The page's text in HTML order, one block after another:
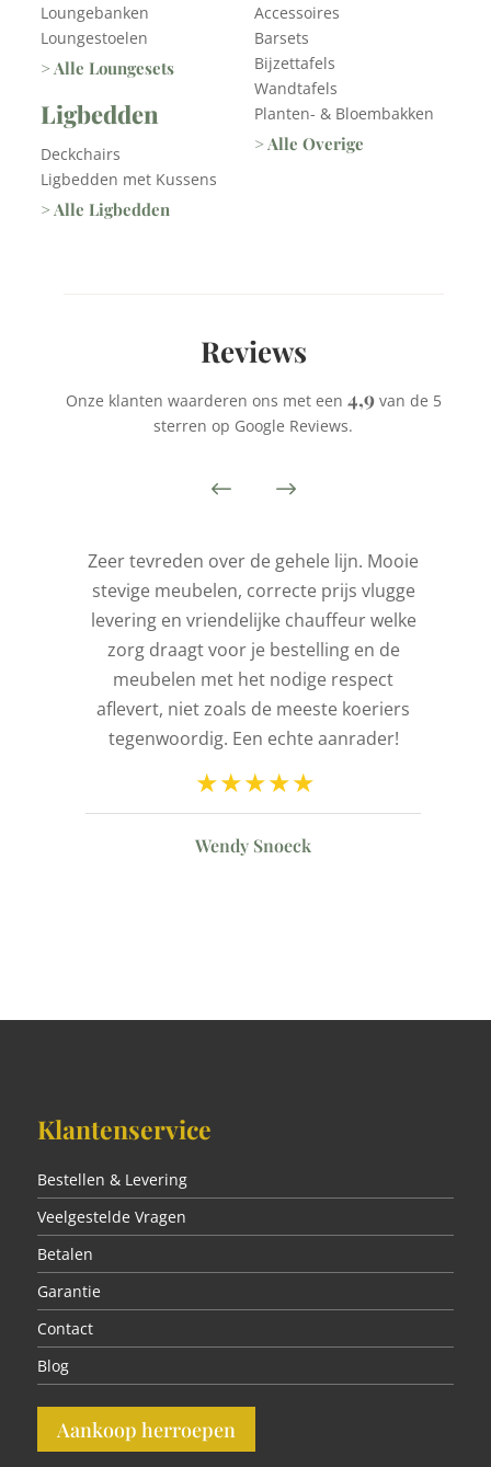
Loungebanken
Loungestoelen
> Alle Loungesets
Ligbedden
Deckchairs
Ligbedden met Kussens
> Alle Ligbedden
Accessoires
Barsets
Bijzettafels
Wandtafels
Planten- & Bloembakken
> Alle Overige
Reviews
Onze klanten waarderen ons met een 4,9van de 5
sterren op Google Reviews.
Zeer tevreden over de gehele lijn. Mooie
stevige meubelen, correcte prijs vlugge
levering en vriendelijke chauffeur welke
zorg draagt voor je bestelling en de
meubelen met het nodige respect
aflevert, niet zoals de meeste koeriers
tegenwoordig. Een echte aanrader!
Wendy Snoeck
Klantenservice
Bestellen & Levering
Veelgestelde Vragen
Betalen
Garantie
Contact
Blog
Aankoop herroepen